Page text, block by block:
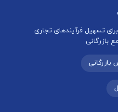
تسهیل فرآیندهای تجاری
بازرگانی